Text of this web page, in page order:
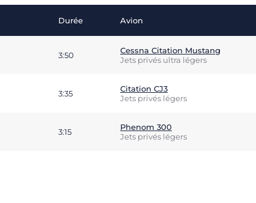
Durée Avion
3:50
Cessna Citation Mustang
Jets privés ultra légers
3:35
Citation CJ3
Jets privés légers
3:15
Phenom 300
Jets privés légers